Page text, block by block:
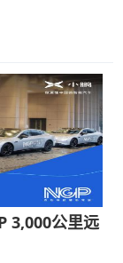
3,000公里远